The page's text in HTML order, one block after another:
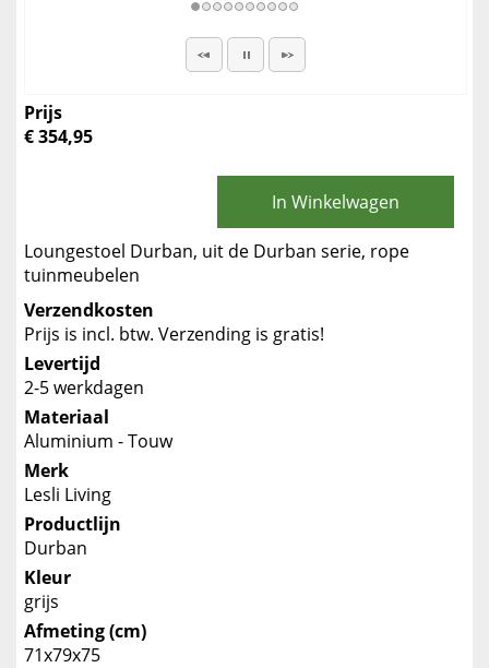
Prijs
€ 354,95
In Winkelwagen
Loungestoel Durban, uit de Durban serie, rope
tuinmeubelen
Verzendkosten
Prijs is incl. btw. Verzending is gratis!
Levertijd
2-5 werkdagen
Materiaal
Aluminium - Touw
Merk
Lesli Living
Productlijn
Durban
Kleur
grijs
Afmeting (cm)
71x79x75